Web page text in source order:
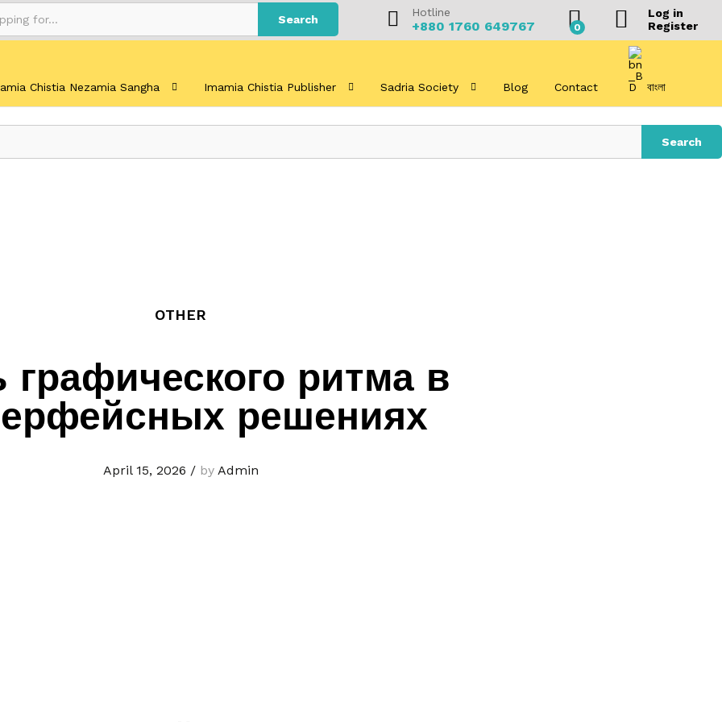
Search
Hotline
+880 1760 649767 0
Log in
Register
Chistia Nezamia Sangha Imamia Chistia Publisher Sadria Society Blog Contact বাংলা
Search
OTHER
графического ритма в
решениях
April 15, 2026 /by Admin